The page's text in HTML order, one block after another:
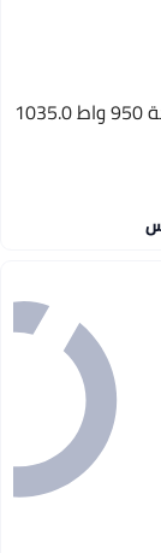
سميج سمج محمصة ريترو 2 شريحة 950 واط 1035.0